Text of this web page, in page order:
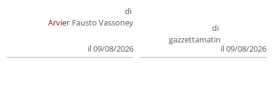
Arvier
di
Fausto Vassoney
il 09/08/2026
di
gazzettamatin
il 09/08/2026